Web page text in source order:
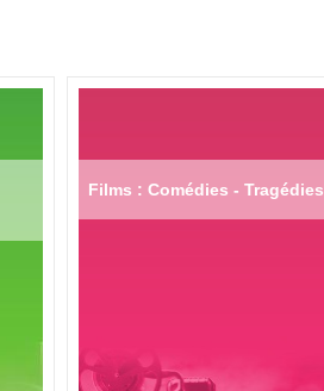
Films : Comédies - Tragédies